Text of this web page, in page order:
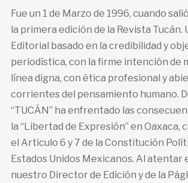
Fue un 1 de Marzo de 1996, cuando
la primera edición de la Revista Tucán.
Editorial basado en la credibilidad y
periodística, con la firme intención de
línea digna, con ética profesional y
corrientes del pensamiento humano.
“TUCÁN” ha enfrentado las
la “Libertad de Expresión” en Oaxaca,
el Articulo 6 y 7 de la Constitución
Estados Unidos Mexicanos. Al atentar
nuestro Director de Edición y de la